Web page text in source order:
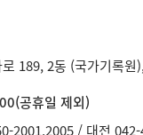
189, 2동 (국가기록
공휴일 제외)
2001,2005 대전